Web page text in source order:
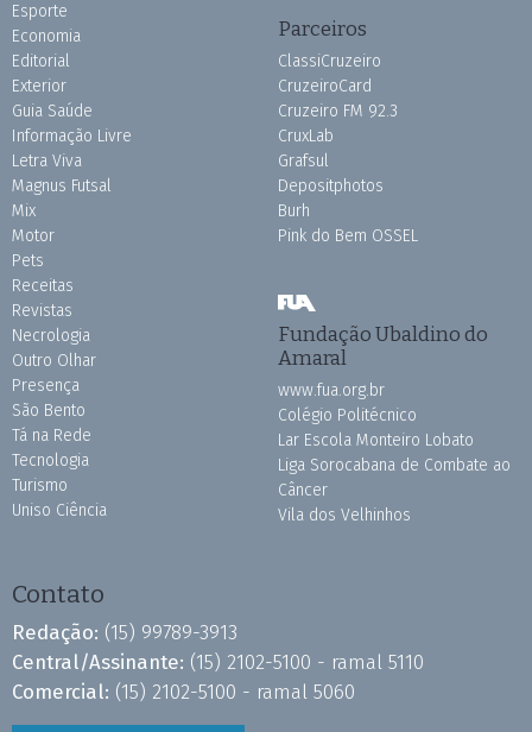
Esporte
Economia
Editorial
Exterior
Guia Saúde
Informação Livre
Letra Viva
Magnus Futsal
Mix
Motor
Pets
Receitas
Revistas
Necrologia
Outro Olhar
Presença
São Bento
Tá na Rede
Tecnologia
Turismo
Uniso Ciência
Parceiros
ClassiCruzeiro
CruzeiroCard
Cruzeiro FM 92.3
CruxLab
Grafsul
Depositphotos
Burh
Pink do Bem OSSEL
Fundação Ubaldino do
Amaral
www.fua.org.br
Colégio Politécnico
Lar Escola Monteiro Lobato
Liga Sorocabana de Combate ao
Câncer
Vila dos Velhinhos
Contato
Redação: (15) 99789-3913
Central/Assinante: (15) 2102-5100 - ramal 5110
Comercial: (15) 2102-5100 - ramal 5060